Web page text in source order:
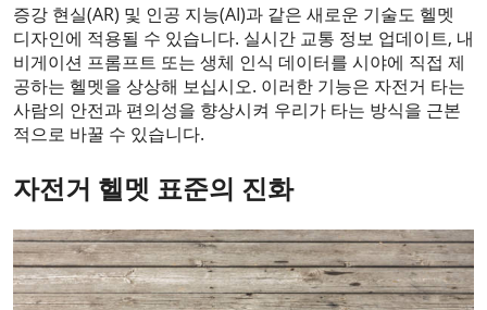
증강 현실(AR) 및 인공 지능(AI)과 같은 새로운 기술도 헬멧
디자인에 적용될 수 있습니다. 실시간 교통 정보 업데이트, 내
비게이션 프롬프트 또는 생체 인식 데이터를 시야에 직접 제
공하는 헬멧을 상상해 보십시오. 이러한 기능은 자전거 타는
사람의 안전과 편의성을 향상시켜 우리가 타는 방식을 근본
적으로 바꿀 수 있습니다.
자전거 헬멧 표준의 진화